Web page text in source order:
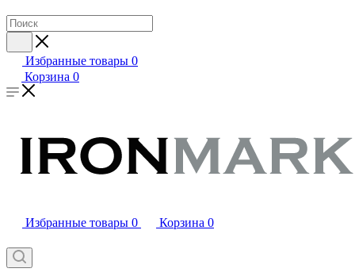
Избранные товары 0
Корзина 0
Избранные товары 0 Корзина 0